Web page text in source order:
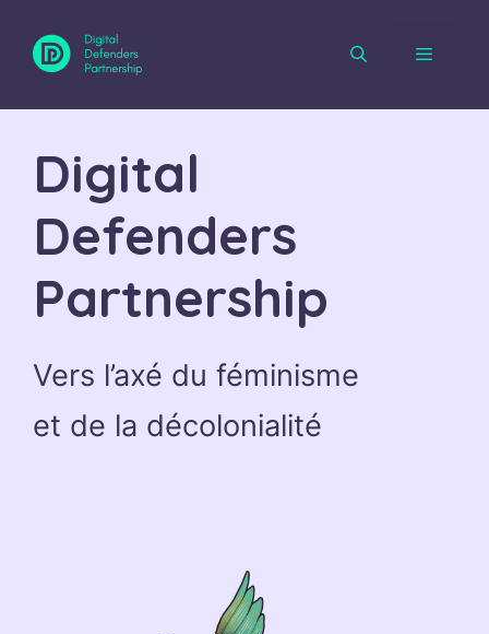
contenu
Digital
Defenders
Partnership
Vers l’axé du féminisme
et de la décolonialité